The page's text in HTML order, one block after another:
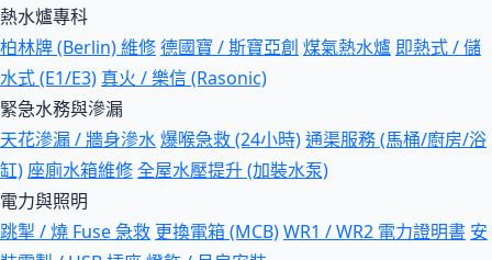
熱水爐專科
柏林牌 (Berlin) 維修德國寶 / 斯寶亞創 煤氣熱水爐 即熱式 / 儲
水式 (E1/E3) 真火 / 樂信 (Rasonic)
緊急水務與滲漏
天花滲漏 / 牆身滲水爆喉急救 (24小時)通渠服務 (馬桶/廚房/浴
缸) 座廁水箱維修全屋水壓提升 (加裝水泵)
電力與照明
跳掣 / 燒 Fuse 急救 更換電箱 (MCB)WR1 / WR2 電力證明書 安